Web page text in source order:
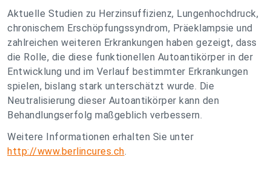
Aktuelle Studien zu Herzinsuffizienz, Lungenhochdruck,
chronischem Erschöpfungssyndrom, Präeklampsie und
zahlreichen weiteren Erkrankungen haben gezeigt, dass
die Rolle, die diese funktionellen Autoantikörper in der
Entwicklung und im Verlauf bestimmter Erkrankungen
spielen, bislang stark unterschätzt wurde. Die
Neutralisierung dieser Autoantikörper kann den
Behandlungserfolg maßgeblich verbessern.
Weitere Informationen erhalten Sie unter
http://www.berlincures.ch.